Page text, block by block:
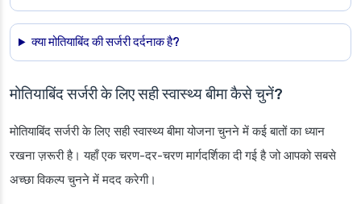
क्या मोतियाबिंद की सर्जरी दर्दनाक है?
मोतियाबिंद सर्जरी के लिए सही स्वास्थ्य बीमा कैसे चुनें?
मोतियाबिंद सर्जरी के लिए सही स्वास्थ्य बीमा योजना चुनने में कई बातों का ध्यान
रखना ज़रूरी है। यहाँ एक चरण-दर-चरण मार्गदर्शिका दी गई है जो आपको सबसे
अच्छा विकल्प चुनने में मदद करेगी।